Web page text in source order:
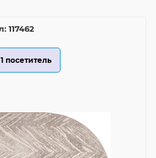
117462
1 посетитель